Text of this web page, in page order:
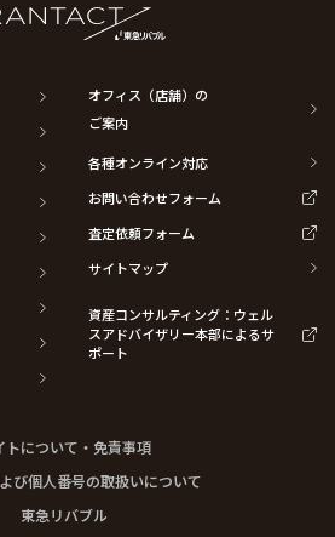
オフィス（店舗）の
ご案内
各種オンライン対応
お問い合わせフォーム
査定依頼フォーム
サイトマップ
資産コンサルティング：ウェル
スアドバイザリー本部によるサ
ポート
トについて・免責事項
び個人番号の取扱いについて
東急リバブル